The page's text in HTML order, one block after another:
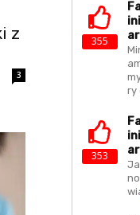
z
3
355
ry
353